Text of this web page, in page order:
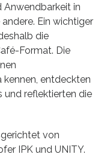
Anwendbarkeit in
Ein wichtiger
die
Format. Die
kennen, entdeckten
und reflektierten die
von
IPK und UNITY.